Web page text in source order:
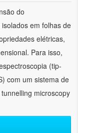
do
em folhas de
elétricas,
Para isso,
(tip-
com um sistema de
microscopy